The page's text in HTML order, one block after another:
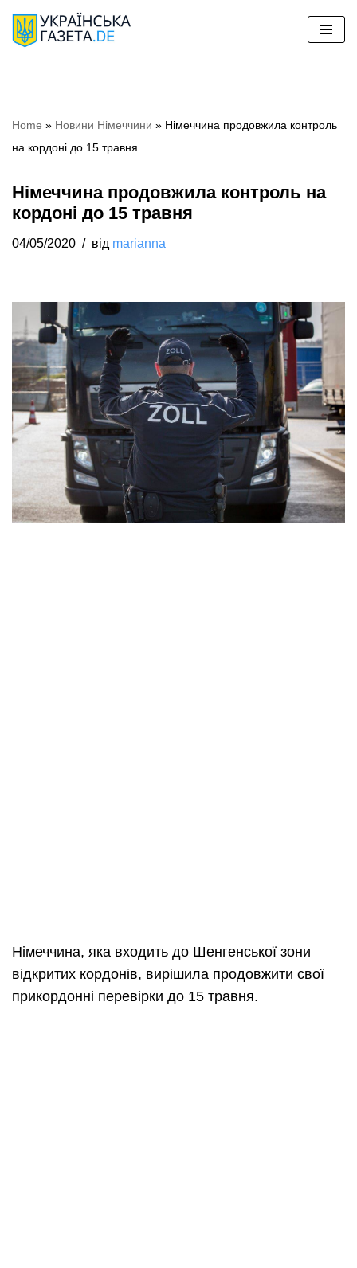
Перейти
Home » Новини Німеччини » Німеччина продовжила контроль
на кордоні до 15 травня
Німеччина продовжила контроль на
кордоні до 15 травня
04/05/2020 від marianna
Німеччина, яка входить до Шенгенської зони
відкритих кордонів, вирішила продовжити свої
прикордонні перевірки до 15 травня.